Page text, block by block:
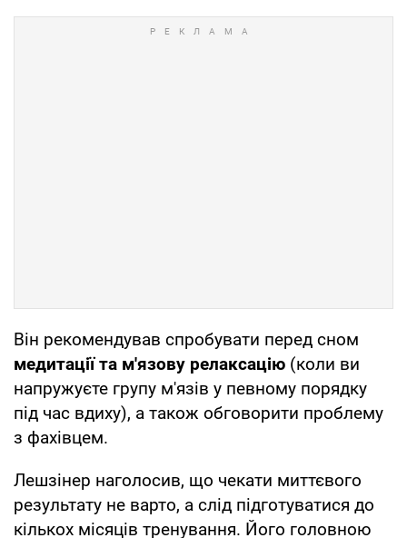
Він рекомендував спробувати перед сном
медитації та м'язову релаксацію (коли ви
напружуєте групу м'язів у певному порядку
під час вдиху), а також обговорити проблему
з фахівцем.
Лешзінер наголосив, що чекати миттєвого
результату не варто, а слід підготуватися до
кількох місяців тренування. Його головною